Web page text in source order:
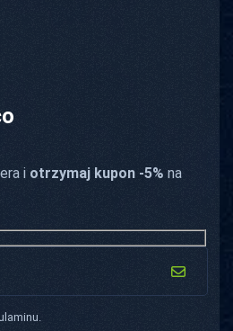
i otrzymaj kupon -5% na